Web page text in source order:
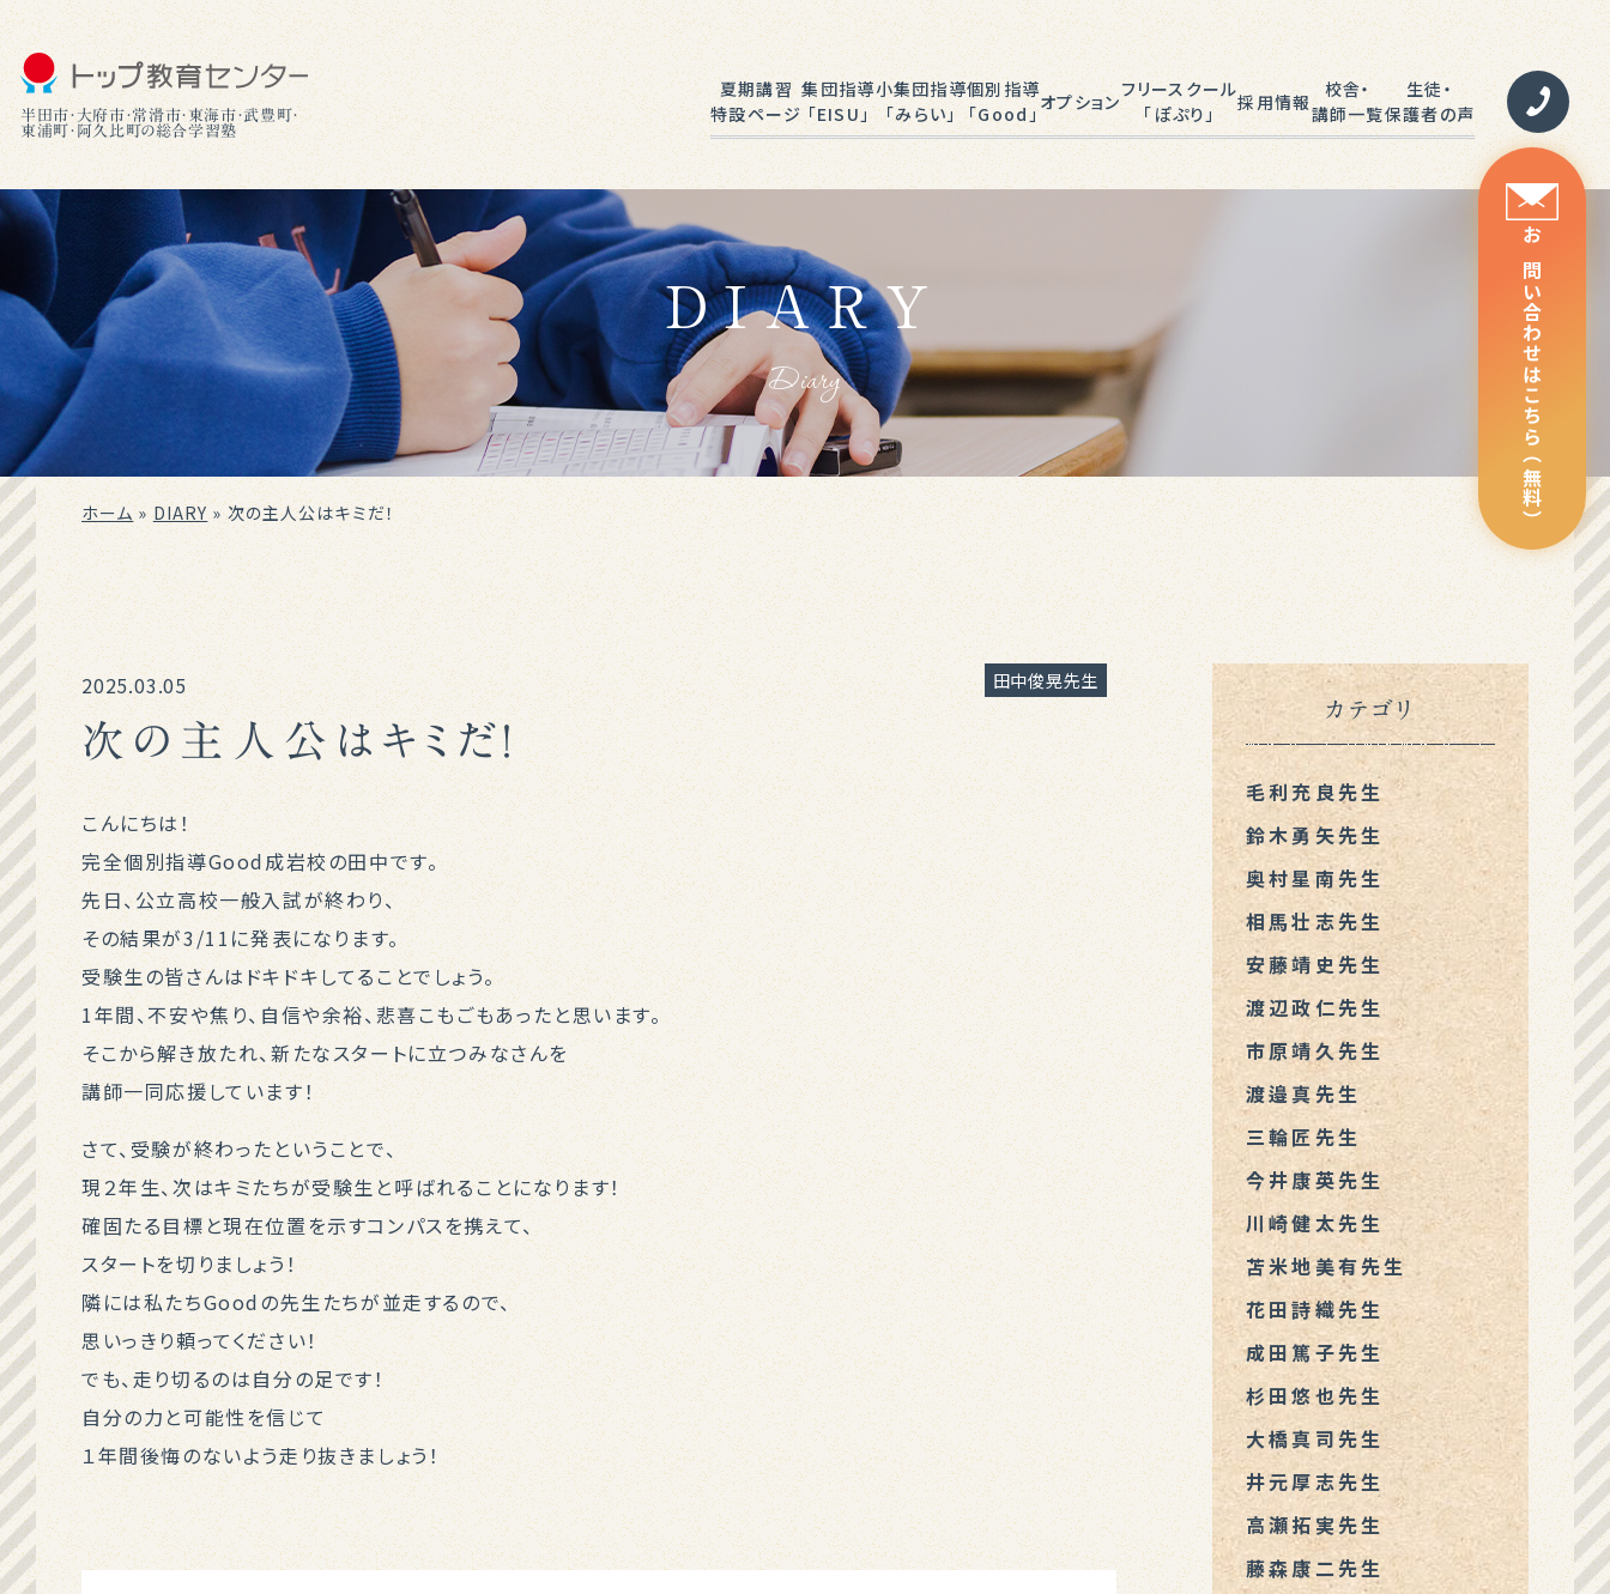
半田市・大府市・常滑市・東海市・武豊町・
東浦町・阿久比町の総合学習塾
夏期講習
特設ページ
集団指導
「EISU」
EISUゼミナール
小学生
中学生
私立中学受験
小中学生
(半田駅前校)
公立中高一貫
(半田駅前校)
高校生
(半田駅前校)
小集団指導
「みらい」
みらい学院
個別指導
「Good」
完全個別指導
オプション
プログラミング
フリースクール
「ぽぷり」
採用情報
校舎・
講師一覧
校舎一覧
生徒・
保護者の声
合格事例
お問い合わせはこちら（無料）
DIARY
Diary
ホーム»DIARY»次の主人公はキミだ！
2025.03.05 田中俊晃先生
次の主人公はキミだ！
こんにちは！
完全個別指導Good成岩校の田中です。
先日、公立高校一般入試が終わり、
その結果が3/11に発表になります。
受験生の皆さんはドキドキしてることでしょう。
1年間、不安や焦り、自信や余裕、悲喜こもごもあったと思います。
そこから解き放たれ、新たなスタートに立つみなさんを
講師一同応援しています！
さて、受験が終わったということで、
現２年生、次はキミたちが受験生と呼ばれることになります！
確固たる目標と現在位置を示すコンパスを携えて、
スタートを切りましょう！
隣には私たちGoodの先生たちが並走するので、
思いっきり頼ってください！
でも、走り切るのは自分の足です！
自分の力と可能性を信じて
１年間後悔のないよう走り抜きましょう！
カテゴリ
毛利充良先生
鈴木勇矢先生
奥村星南先生
相馬壮志先生
安藤靖史先生
渡辺政仁先生
市原靖久先生
渡邉真先生
三輪匠先生
今井康英先生
川崎健太先生
苫米地美有先生
花田詩織先生
成田篤子先生
杉田悠也先生
大橋真司先生
井元厚志先生
高瀬拓実先生
藤森康二先生